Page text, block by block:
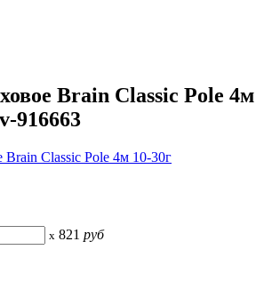
Brain Classic Pole 4м
916663
x 821 руб